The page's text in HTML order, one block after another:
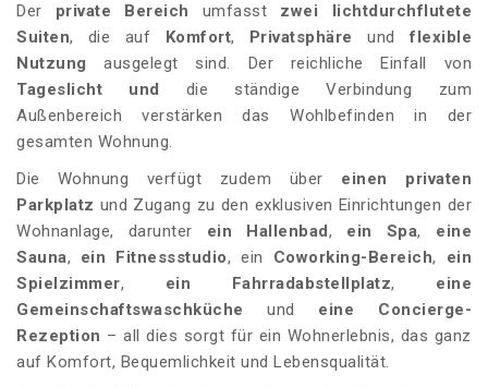
Der private Bereich umfasst zwei lichtdurchflutete
Suiten, die auf Komfort, Privatsphäre undflexible
Nutzung ausgelegt sind. Der reichliche Einfall von
Tageslicht und die ständige Verbindung zum
Außenbereich verstärken das Wohlbefinden in der
gesamten Wohnung.
Die Wohnung verfügt zudem über einen privaten
Parkplatz und Zugang zu den exklusiven Einrichtungen der
Wohnanlage, darunter ein Hallenbad , ein Spa,
eine
Sauna, ein Fitnessstudio, ein Coworking-Bereich, ein
Spielzimmer, ein Fahrradabstellplatz, eine
Gemeinschaftswaschküche und eine Concierge-
Rezeption – all dies sorgt für ein Wohnerlebnis, das ganz
auf Komfort, Bequemlichkeit und Lebensqualität.